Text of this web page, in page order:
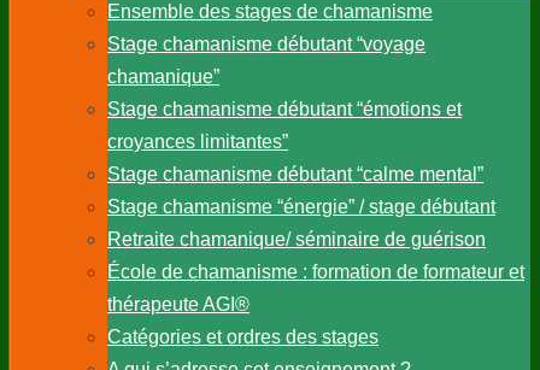
Stages chamaniques
Ensemble des stages de chamanisme
Stage chamanisme débutant “voyage
chamanique”
Stage chamanisme débutant “émotions et
croyances limitantes”
Stage chamanisme débutant “calme mental”
Stage chamanisme “énergie” / stage débutant
Retraite chamanique/ séminaire de guérison
École de chamanisme : formation de formateur et
thérapeute AGI®